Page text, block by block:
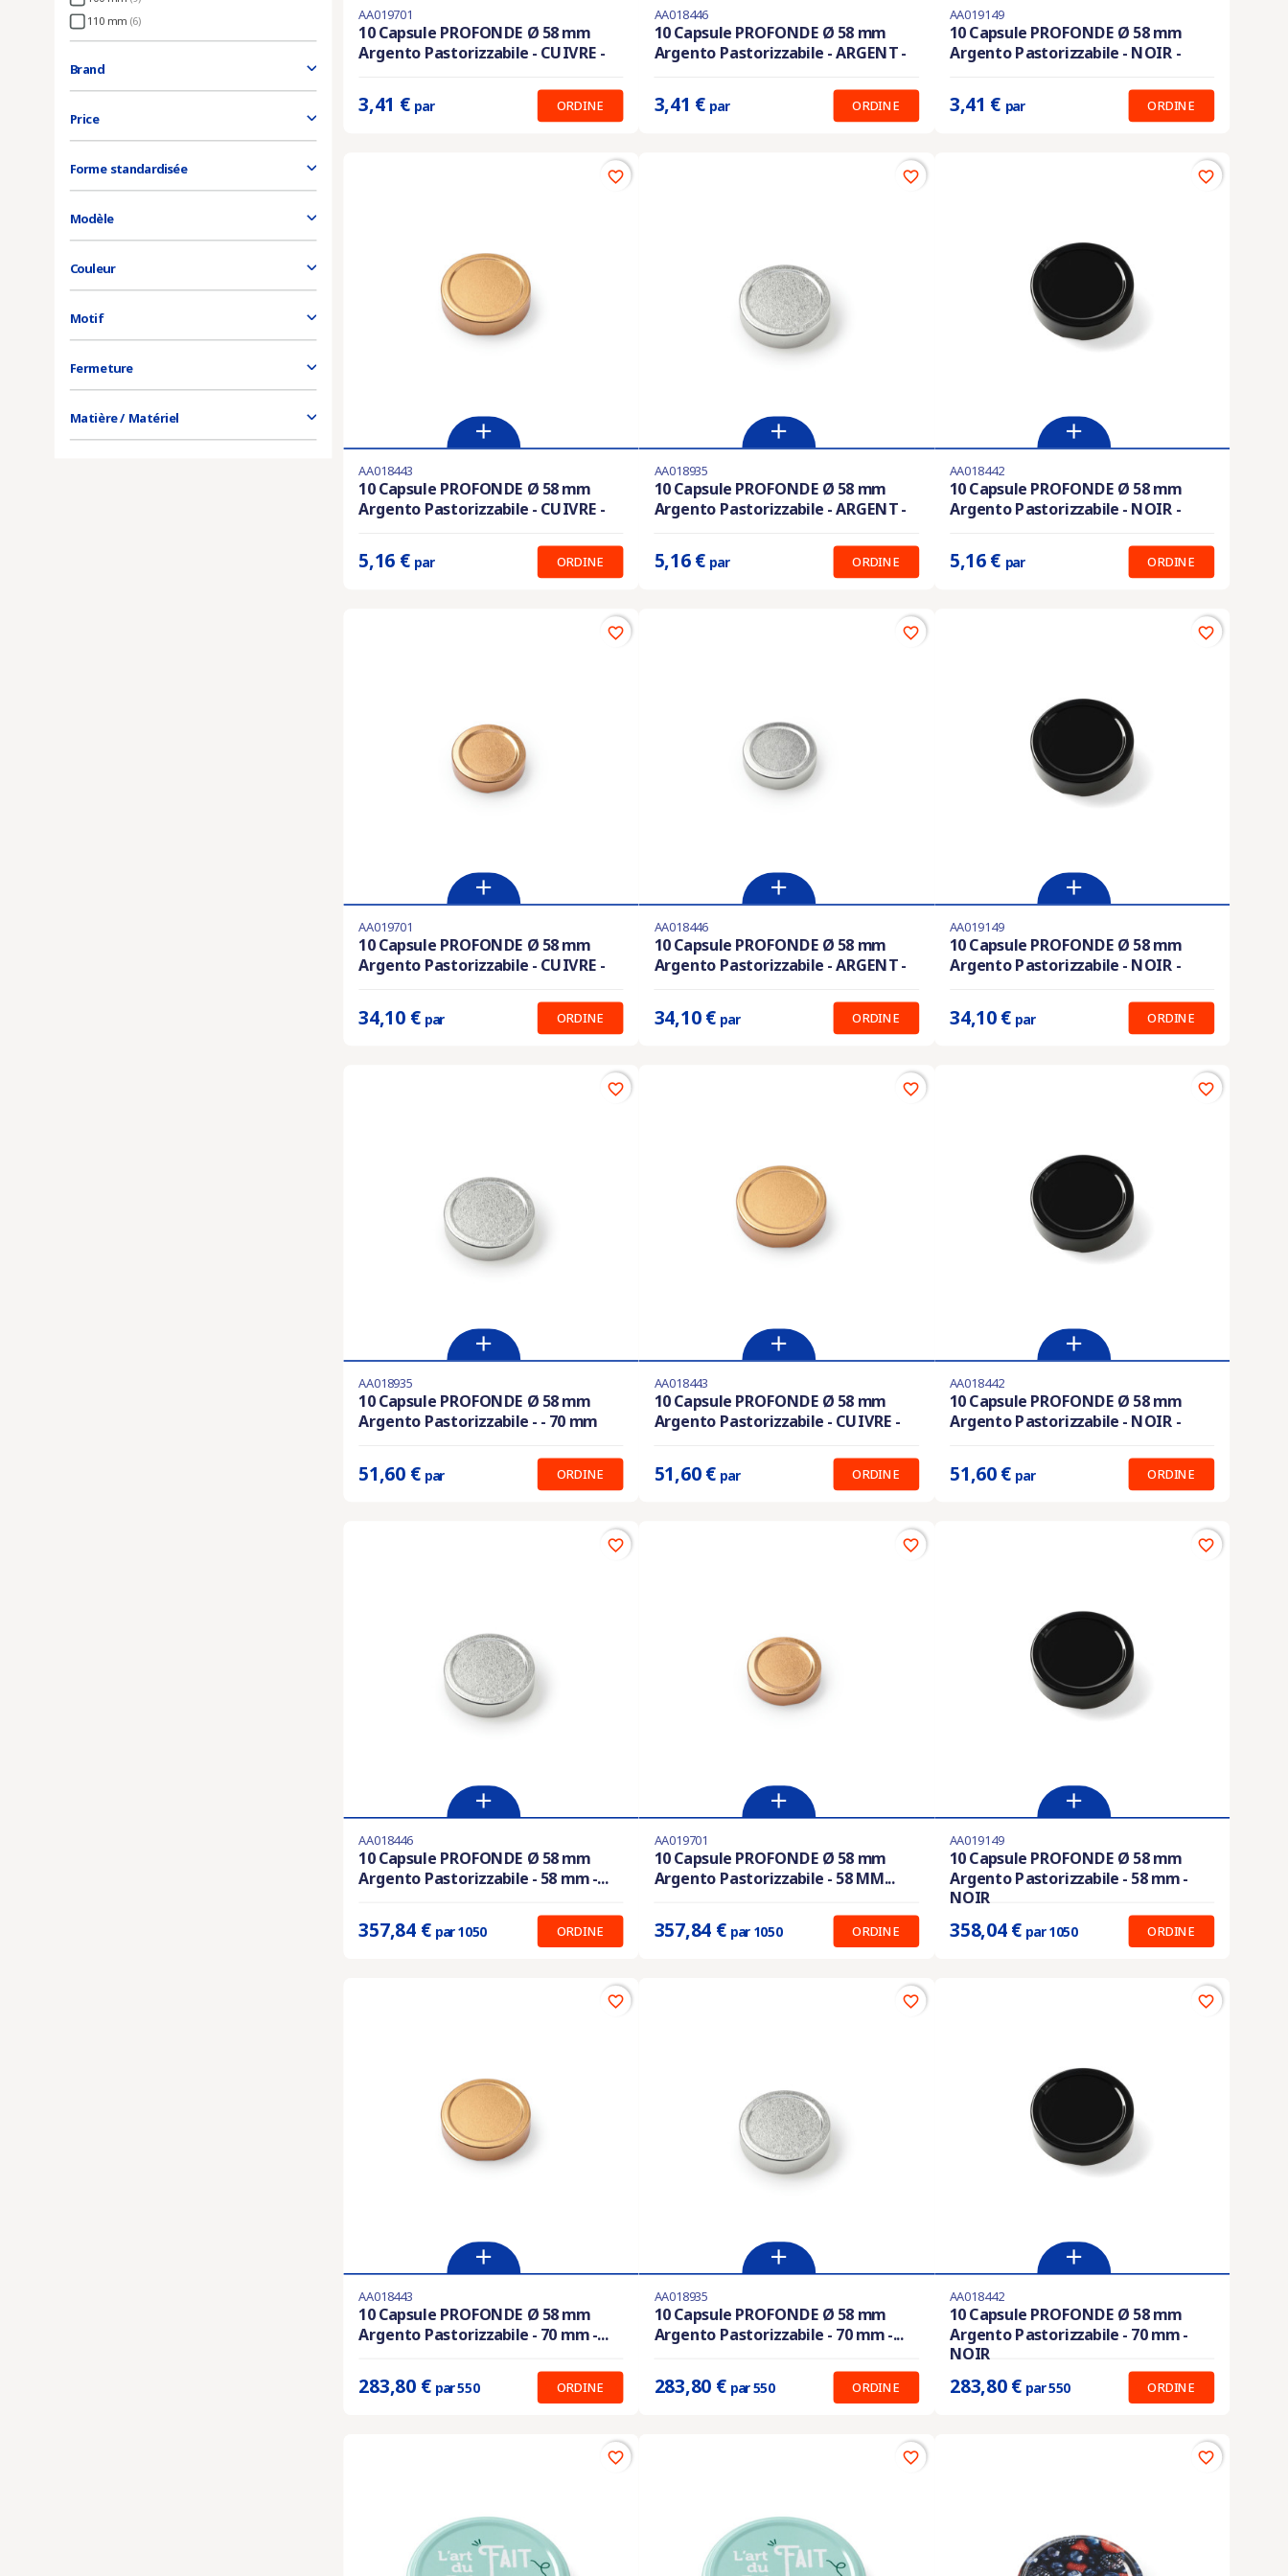
110 mm (6)
Brand
Price
Forme standardisée
Modèle
Couleur
Motif
Fermeture
Matière / Matériel
En stock
Prix unitaire :3.41 €
AA019701
10 Capsule PROFONDE Ø 58 mm
Argento Pastorizzabile - CUIVRE -
3,41 € par ORDINE
En stock
Prix unitaire :3.41 €
AA018446
10 Capsule PROFONDE Ø 58 mm
Argento Pastorizzabile - ARGENT -
3,41 € par ORDINE
En stock
Prix unitaire :3.41 €
AA019149
10 Capsule PROFONDE Ø 58 mm
Argento Pastorizzabile - NOIR -
3,41 € par ORDINE
En stock
Prix unitaire :5.16 €
AA018443
10 Capsule PROFONDE Ø 58 mm
Argento Pastorizzabile - CUIVRE -
5,16 € par ORDINE
favorite_border
En stock
Prix unitaire :5.16 €
AA018935
10 Capsule PROFONDE Ø 58 mm
Argento Pastorizzabile - ARGENT -
5,16 € par ORDINE
favorite_border
En stock
Prix unitaire :5.16 €
AA018442
10 Capsule PROFONDE Ø 58 mm
Argento Pastorizzabile - NOIR -
5,16 € par ORDINE
favorite_border
Ultimi articoli in magazzino
Prix unitaire :34.10 €
AA019701
10 Capsule PROFONDE Ø 58 mm
Argento Pastorizzabile - CUIVRE -
34,10 € par ORDINE
favorite_border
Ultimi articoli in magazzino
Prix unitaire :34.10 €
AA018446
10 Capsule PROFONDE Ø 58 mm
Argento Pastorizzabile - ARGENT -
34,10 € par ORDINE
favorite_border
Ultimi articoli in magazzino
Prix unitaire :34.10 €
AA019149
10 Capsule PROFONDE Ø 58 mm
Argento Pastorizzabile - NOIR -
34,10 € par ORDINE
favorite_border
Ultimi articoli in magazzino
Prix unitaire :51.60 €
AA018935
10 Capsule PROFONDE Ø 58 mm
Argento Pastorizzabile - - 70 mm
51,60 € par ORDINE
favorite_border
Ultimi articoli in magazzino
Prix unitaire :51.60 €
AA018443
10 Capsule PROFONDE Ø 58 mm
Argento Pastorizzabile - CUIVRE -
51,60 € par ORDINE
favorite_border
Ultimi articoli in magazzino
Prix unitaire :51.60 €
AA018442
10 Capsule PROFONDE Ø 58 mm
Argento Pastorizzabile - NOIR -
51,60 € par ORDINE
favorite_border
Ultimi articoli in magazzino
Prix unitaire :0.341 €
AA018446
10 Capsule PROFONDE Ø 58 mm
Argento Pastorizzabile - 58 mm -...
357,84 € par 1050 ORDINE
favorite_border
Ultimi articoli in magazzino
Prix unitaire :0.341 €
AA019701
10 Capsule PROFONDE Ø 58 mm
Argento Pastorizzabile - 58 MM...
357,84 € par 1050 ORDINE
favorite_border
Ultimi articoli in magazzino
Prix unitaire :0.341 €
AA019149
10 Capsule PROFONDE Ø 58 mm
Argento Pastorizzabile - 58 mm -
NOIR
358,04 € par 1050 ORDINE
favorite_border
Ultimi articoli in magazzino
Prix unitaire :0.516 €
AA018443
10 Capsule PROFONDE Ø 58 mm
Argento Pastorizzabile - 70 mm -...
283,80 € par 550 ORDINE
favorite_border
Ultimi articoli in magazzino
Prix unitaire :0.516 €
AA018935
10 Capsule PROFONDE Ø 58 mm
Argento Pastorizzabile - 70 mm -...
283,80 € par 550 ORDINE
favorite_border
Ultimi articoli in magazzino
Prix unitaire :0.516 €
AA018442
10 Capsule PROFONDE Ø 58 mm
Argento Pastorizzabile - 70 mm -
NOIR
283,80 € par 550 ORDINE
favorite_border
favorite_border favorite_border favorite_border